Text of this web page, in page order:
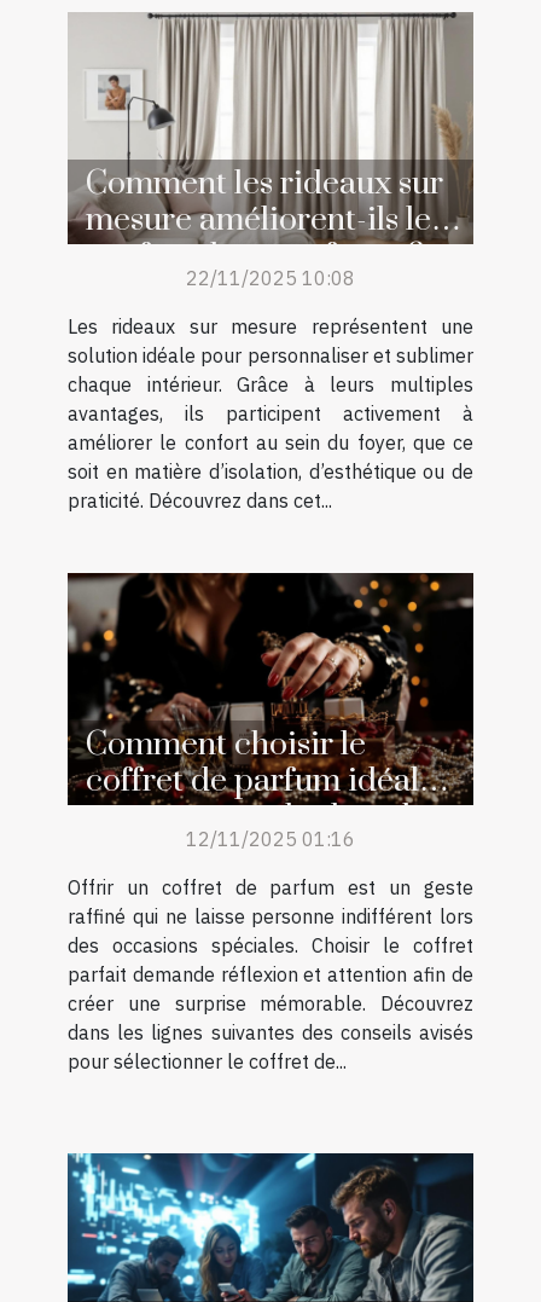
Comment les rideaux sur
mesure améliorent-ils le
confort de votre foyer ?
22/11/2025 10:08
Les rideaux sur mesure représentent une
solution idéale pour personnaliser et sublimer
chaque intérieur. Grâce à leurs multiples
avantages, ils participent activement à
améliorer le confort au sein du foyer, que ce
soit en matière d’isolation, d’esthétique ou de
praticité. Découvrez dans cet...
Comment choisir le
coffret de parfum idéal
pour surprendre lors des
occasions spéciales ?
12/11/2025 01:16
Offrir un coffret de parfum est un geste
raffiné qui ne laisse personne indifférent lors
des occasions spéciales. Choisir le coffret
parfait demande réflexion et attention afin de
créer une surprise mémorable. Découvrez
dans les lignes suivantes des conseils avisés
pour sélectionner le coffret de...